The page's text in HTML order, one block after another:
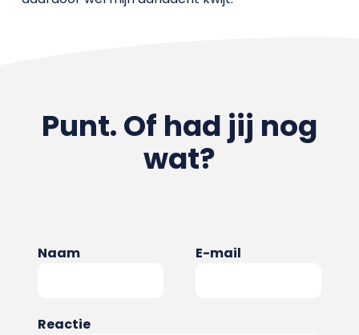
Punt. Of had jij nog
wat?
Naam E-mail
Reactie